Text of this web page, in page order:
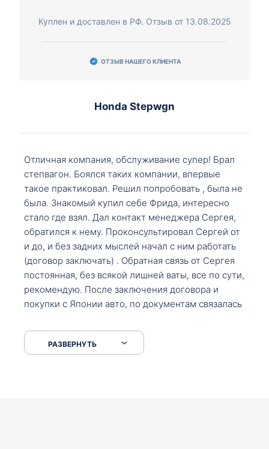
Куплен и доставлен в РФ. Отзыв от 13.08.2025
ОТЗЫВ НАШЕГО КЛИЕНТА
Honda Stepwgn
Отличная компания, обслуживание супер! Брал
степвагон. Боялся таких компании, впервые
такое практиковал. Решил попробовать , была не
была. Знакомый купил себе Фрида, интересно
стало где взял. Дал контакт менеджера Сергея,
обратился к нему. Проконсультировал Сергей от
и до, и без задних мыслей начал с ним работать
(договор заключать) . Обратная связь от Сергея
постоянная, без всякой лишней ваты, все по сути,
рекомендую. После заключения договора и
покупки с Японии авто, по документам связалась
что заполнить, куда зайти, образцы и т.д. После
приехал за авто. Меня тепло встретили Сергей с
РАЗВЕРНУТЬ